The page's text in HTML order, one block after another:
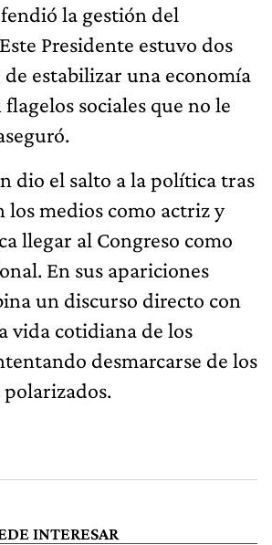
la gestión del
Presidente estuvo dos
estabilizar una economía
sociales que no le
dio el salto a la política tras
los medios como actriz y
llegar al Congreso como
En sus apariciones
un discurso directo con
vida cotidiana de los
desmarcarse de los
polarizados.
INTERESAR